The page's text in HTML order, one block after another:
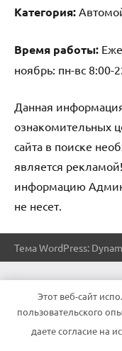
Категория:
Время работы:
ноябрь: пн-вс 8:00-
Данная
ознакомительных
сайта в поиске
является
информацию
не несет.
Тема WordPress:
Этот веб-сайт
пользовательского
даете согласие на